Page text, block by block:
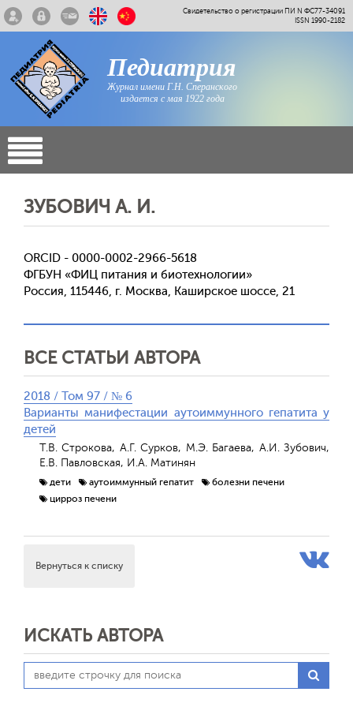
Свидетельство о регистрации ПИ N ФС77-34091
ISSN 1990-2182
Педиатрия
Журнал имени Г.Н. Сперанского
издается с мая 1922 года
ЗУБОВИЧ А. И.
ORCID - 0000-0002-2966-5618
ФГБУН «ФИЦ питания и биотехнологии»
Россия, 115446, г. Москва, Каширское шоссе, 21
ВСЕ СТАТЬИ АВТОРА
2018 / Том 97 / № 6
Варианты манифестации аутоиммунного гепатита у
детей
Т.В. Строкова, А.Г. Сурков, М.Э. Багаева, А.И. Зубович,
Е.В. Павловская, И.А. Матинян
дети аутоиммунный гепатит
болезни печени
цирроз печени
Вернуться к списку
ИСКАТЬ АВТОРА